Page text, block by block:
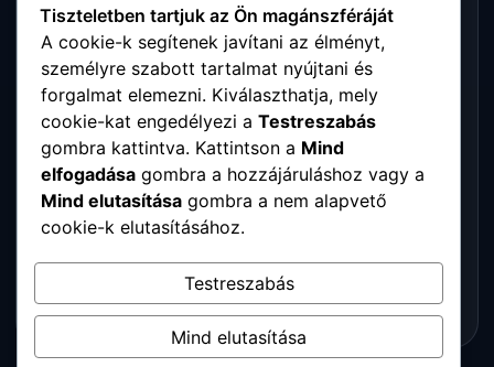
Somogy megye
Szabolcs-Szatmár-Bereg megye
Tolna megye
Vas megye
Veszprém megye
Tiszteletben tartjuk az Ön magánszféráját
A cookie-k segítenek javítani az élményt,
személyre szabott tartalmat nyújtani és
forgalmat elemezni. Kiválaszthatja, mely
cookie-kat engedélyezi a Testreszabás
gombra kattintva. Kattintson a Mind
elfogadása gombra a hozzájáruláshoz vagy a
Mind elutasítása gombra a nem alapvető
cookie-k elutasításához.
Testreszabás
Mind elutasítása